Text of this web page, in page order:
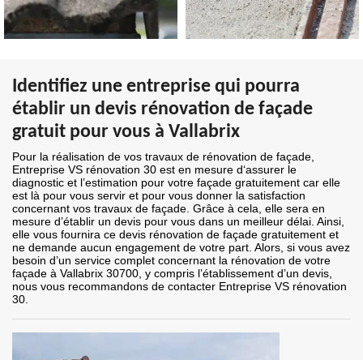
Identifiez une entreprise qui pourra
établir un devis rénovation de façade
gratuit pour vous à Vallabrix
Pour la réalisation de vos travaux de rénovation de façade,
Entreprise VS rénovation 30 est en mesure d‘assurer le
diagnostic et l’estimation pour votre façade gratuitement car elle
est là pour vous servir et pour vous donner la satisfaction
concernant vos travaux de façade. Grâce à cela, elle sera en
mesure d’établir un devis pour vous dans un meilleur délai. Ainsi,
elle vous fournira ce devis rénovation de façade gratuitement et
ne demande aucun engagement de votre part. Alors, si vous avez
besoin d’un service complet concernant la rénovation de votre
façade à Vallabrix 30700, y compris l’établissement d’un devis,
nous vous recommandons de contacter Entreprise VS rénovation
30.